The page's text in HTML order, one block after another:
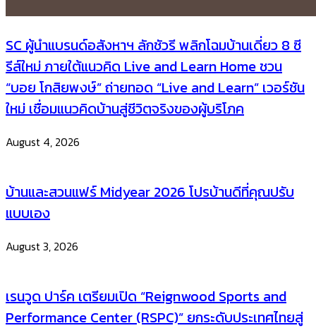
SC ผู้นำแบรนด์อสังหาฯ ลักชัวรี พลิกโฉมบ้านเดี่ยว 8 ซี
รีส์ใหม่ ภายใต้แนวคิด Live and Learn Home ชวน
“บอย โกสิยพงษ์” ถ่ายทอด “Live and Learn” เวอร์ชัน
ใหม่ เชื่อมแนวคิดบ้านสู่ชีวิตจริงของผู้บริโภค
August 4, 2026
บ้านและสวนแฟร์ Midyear 2026 โปรบ้านดีที่คุณปรับ
แบบเอง
August 3, 2026
เรนวูด ปาร์ค เตรียมเปิด “Reignwood Sports and
Performance Center (RSPC)” ยกระดับประเทศไทยสู่